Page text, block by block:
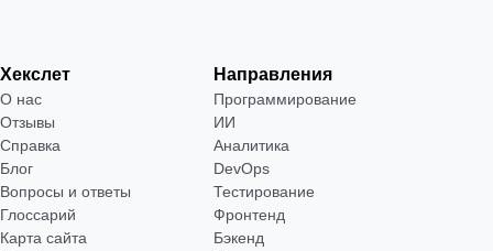
Хекслет
О нас
Отзывы
Справка
Блог
Вопросы и ответы
Глоссарий
Карта сайта
Направления
Программирование
ИИ
Аналитика
DevOps
Тестирование
Фронтенд
Бэкенд